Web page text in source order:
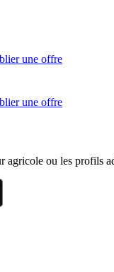
une offre
une offre
agricole ou les profils